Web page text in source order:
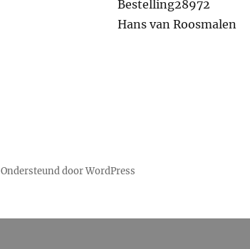
Bestelling28972
Hans van Roosmalen
Ondersteund door WordPress